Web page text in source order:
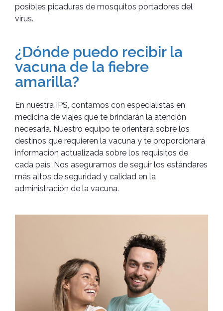
posibles picaduras de mosquitos portadores del
virus.
¿Dónde puedo recibir la
vacuna de la fiebre
amarilla?
En nuestra IPS, contamos con especialistas en
medicina de viajes que te brindarán la atención
necesaria. Nuestro equipo te orientará sobre los
destinos que requieren la vacuna y te proporcionará
información actualizada sobre los requisitos de
cada país. Nos aseguramos de seguir los estándares
más altos de seguridad y calidad en la
administración de la vacuna.